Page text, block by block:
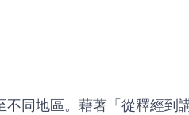
同地區。藉著「從釋經到